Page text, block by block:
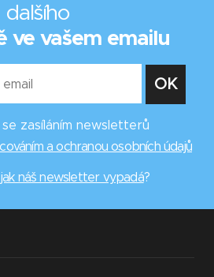
dalšího
ve vašem emailu
se zasíláním newsletterů
a ochranou osobních údajů
jak náš newsletter vypadá?